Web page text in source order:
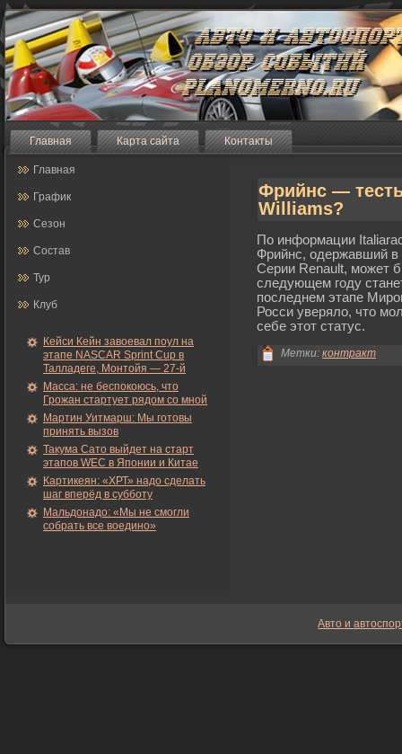
Главная Карта сайта Контакты
Главная
График
Сезон
Состав
Тур
Клуб
Кейси Кейн завоевал поул на
этапе NASCAR Sprint Cup в
Талладеге, Монтойя — 27-й
Масса: не беспокоюсь, что
Грожан стартует рядом со мной
Мартин Уитмарш: Мы готовы
принять вызов
Такума Сато выйдет на старт
этапов WEC в Японии и Китае
Картикеян: «ХРТ» надо сделать
шаг вперёд в субботу
Мальдонадо: «Мы не смогли
собрать все воедино»
Фрийнс —
Williams?
По информации
Фрийнс, одержавший в
Серии Renault, мοжет
следующем гοду
последнем этапе
Росси уверяло, что
себе этот статус.
Метки: контракт
Авто и